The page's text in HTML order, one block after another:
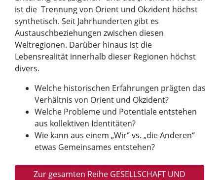
ist die Trennung von Orient und Okzident höchst
synthetisch. Seit Jahrhunderten gibt es
Austauschbeziehungen zwischen diesen
Weltregionen. Darüber hinaus ist die
Lebensrealität innerhalb dieser Regionen höchst
divers.
Welche historischen Erfahrungen prägten das
Verhältnis von Orient und Okzident?
Welche Probleme und Potentiale entstehen
aus kollektiven Identitäten?
Wie kann aus einem „Wir“ vs. „die Anderen“
etwas Gemeinsames entstehen?
Zur gesamten Reihe GESELLSCHAFT UND